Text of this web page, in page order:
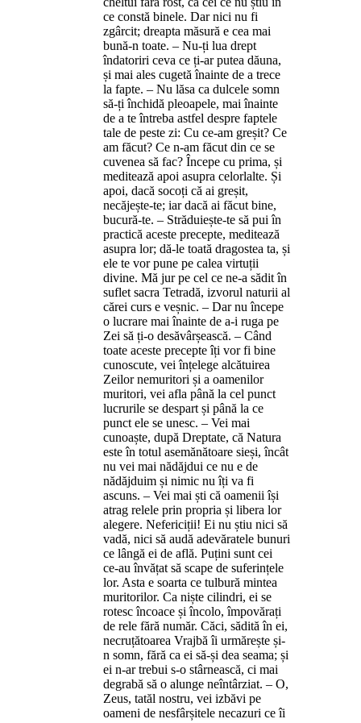
ce constă binele. Dar nici nu fi
zgârcit; dreapta măsură e cea mai
bună-n toate. – Nu-ți lua drept
îndatoriri ceva ce ți-ar putea dăuna,
și mai ales cugetă înainte de a trece
la fapte. – Nu lăsa ca dulcele somn
să-ți închidă pleoapele, mai înainte
de a te întreba astfel despre faptele
tale de peste zi: Cu ce-am greșit? Ce
am făcut? Ce n-am făcut din ce se
cuvenea să fac? Începe cu prima, și
meditează apoi asupra celorlalte. Și
apoi, dacă socoți că ai greșit,
necăjește-te; iar dacă ai făcut bine,
bucură-te. – Străduiește-te să pui în
practică aceste precepte, meditează
asupra lor; dă-le toată dragostea ta, și
ele te vor pune pe calea virtuții
divine. Mă jur pe cel ce ne-a sădit în
suflet sacra Tetradă, izvorul naturii al
cărei curs e veșnic. – Dar nu începe
o lucrare mai înainte de a-i ruga pe
Zei să ți-o desăvârșească. – Când
toate aceste precepte îți vor fi bine
cunoscute, vei înțelege alcătuirea
Zeilor nemuritori și a oamenilor
muritori, vei afla până la cel punct
lucrurile se despart și până la ce
punct ele se unesc. – Vei mai
cunoaște, după Dreptate, că Natura
este în totul asemănătoare sieși, încât
nu vei mai nădăjdui ce nu e de
nădăjduim și nimic nu îți va fi
ascuns. – Vei mai ști că oamenii își
atrag relele prin propria și libera lor
alegere. Nefericiții! Ei nu știu nici să
vadă, nici să audă adevăratele bunuri
ce lângă ei de află. Puțini sunt cei
ce-au învățat să scape de suferințele
lor. Asta e soarta ce tulbură mintea
muritorilor. Ca niște cilindri, ei se
rotesc încoace și încolo, împovărați
de rele fără număr. Căci, sădită în ei,
necruțătoarea Vrajbă îi urmărește și-
n somn, fără ca ei să-și dea seama; și
ei n-ar trebui s-o stârnească, ci mai
degrabă să o alunge neîntârziat. – O,
Zeus, tatăl nostru, vei izbăvi pe
oameni de nesfârșitele necazuri ce îi